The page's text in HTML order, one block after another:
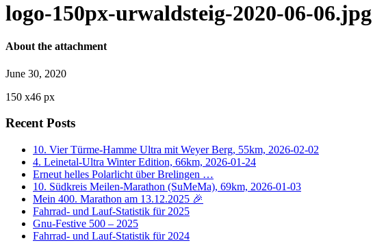
logo-150px-urwaldsteig-2020-06-06.jpg
About the attachment
June 30, 2020
150 x46 px
Recent Posts
10. Vier Türme-Hamme Ultra mit Weyer Berg, 55km, 2026-02-02
4. Leinetal-Ultra Winter Edition, 66km, 2026-01-24
Erneut helles Polarlicht über Brelingen …
10. Südkreis Meilen-Marathon (SuMeMa), 69km, 2026-01-03
Mein 400. Marathon am 13.12.2025 🎉
Fahrrad- und Lauf-Statistik für 2025
Gnu-Festive 500 – 2025
Fahrrad- und Lauf-Statistik für 2024